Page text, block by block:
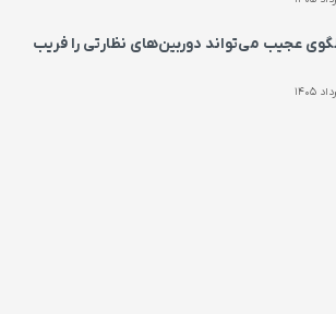
عجیب می‌تواند دوربین‌های نظارتی را فریب